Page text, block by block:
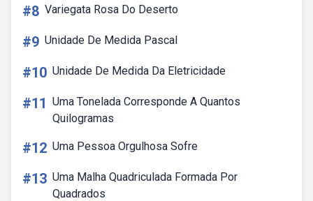
#8 Variegata Rosa Do Deserto
#9 Unidade De Medida Pascal
#10 Unidade De Medida Da Eletricidade
#11 Uma Tonelada Corresponde A Quantos
Quilogramas
#12 Uma Pessoa Orgulhosa Sofre
#13 Uma Malha Quadriculada Formada Por
Quadrados